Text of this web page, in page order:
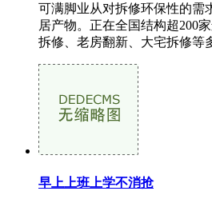
可满脚业从对拆修环保性的需
居产物。正在全国结构超200
拆修、老房翻新、大宅拆修等
早上上班上学不消抢